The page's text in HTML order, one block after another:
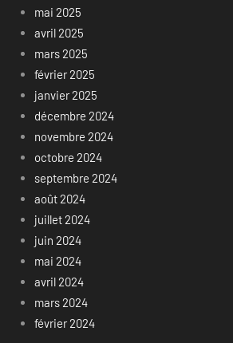
mai 2025
avril 2025
mars 2025
février 2025
janvier 2025
décembre 2024
novembre 2024
octobre 2024
septembre 2024
août 2024
juillet 2024
juin 2024
mai 2024
avril 2024
mars 2024
février 2024